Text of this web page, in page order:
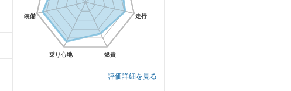
走行
燃費
乗り心地
装備 走行
燃費
乗り心地
装備
評価詳細を見る